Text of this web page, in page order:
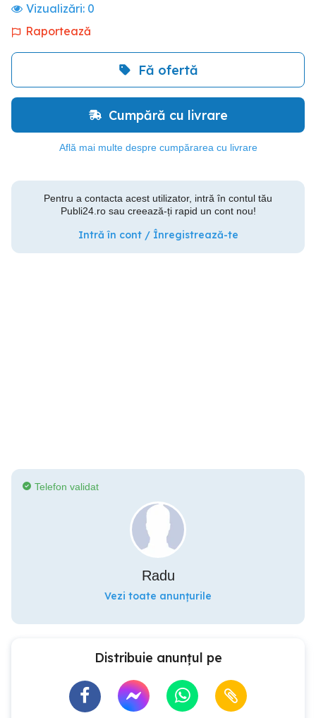
Vizualizări: 0
Raportează
Fă ofertă
Cumpără cu livrare
Află mai multe despre cumpărarea cu livrare
Pentru a contacta acest utilizator, intră în contul tău
Publi24.ro sau creează-ți rapid un cont nou!
Intră în cont / Înregistrează-te
Telefon validat
Radu
Vezi toate anunțurile
Distribuie anunțul pe